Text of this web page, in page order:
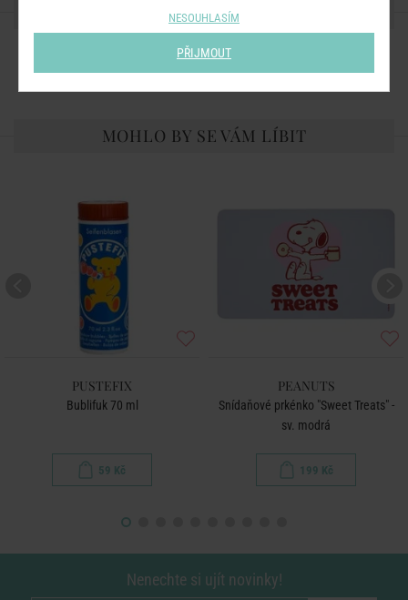
SDÍLEJTE S PŘÁTELI
MOHLO BY SE VÁM LÍBIT
PUSTEFIX
Bublifuk 70 ml
59 Kč
PEANUTS
Snídaňové prkénko "Sweet Treats" -
sv. modrá
199 Kč
Nenechte si ujít novinky!
NESOUHLASÍM
PŘIJMOUT